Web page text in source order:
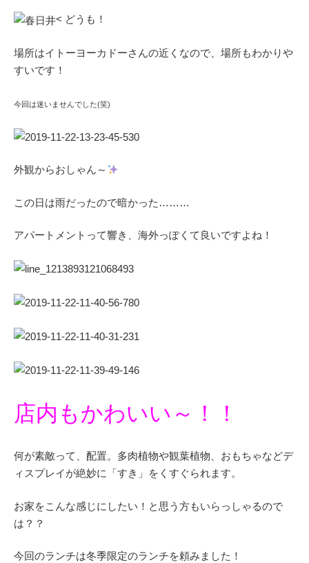
< どうも！
場所はイトーヨーカドーさんの近くなので、場所もわかりや
すいです！
今回は迷いませんでした(笑)
外観からおしゃん～
この日は雨だったので暗かった………
アパートメントって響き、海外っぽくて良いですよね！
店内もかわいい～！！
何が素敵って、配置。多肉植物や観葉植物、おもちゃなどデ
ィスプレイが絶妙に「すき」をくすぐられます。
お家をこんな感じにしたい！と思う方もいらっしゃるので
は？？
今回のランチは冬季限定のランチを頼みました！